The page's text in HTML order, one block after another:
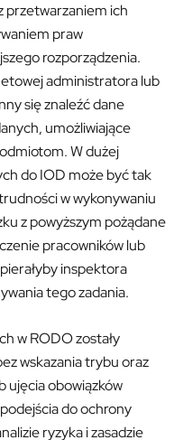
przetwarzaniem ich
praw
rozporządzenia.
administratora lub
się znaleźć dane
umożliwiające
W dużej
do IOD może być tak
w wykonywaniu
z powyższym pożądane
pracowników lub
inspektora
tego zadania.
w RODO zostały
wskazania trybu oraz
ujęcia obowiązków
do ochrony
ryzyka i zasadzie